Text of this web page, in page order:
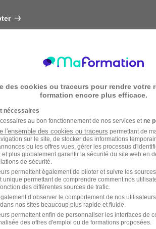
des cookies ou traceurs pour rendre votre
formation encore plus efficace.
nécessaires
au bon fonctionnement de nos services et ne
l'ensemble des cookies ou traceurs permettant de
sur le site, de stocker des informations
ou les offres vues, gérer les processus
plus globalement garantir la sécurité du site web en
de sécurité.
permettent également de piloter et suivre les
unique permettant de comprendre comment nos
des différentes sources de trafic.
d’observer le comportement de nos
nos sites beaucoup plus rapide et fluide.
permettent enfin de personnaliser les interfaces de
des offres d'emploi ou de formations proposées.